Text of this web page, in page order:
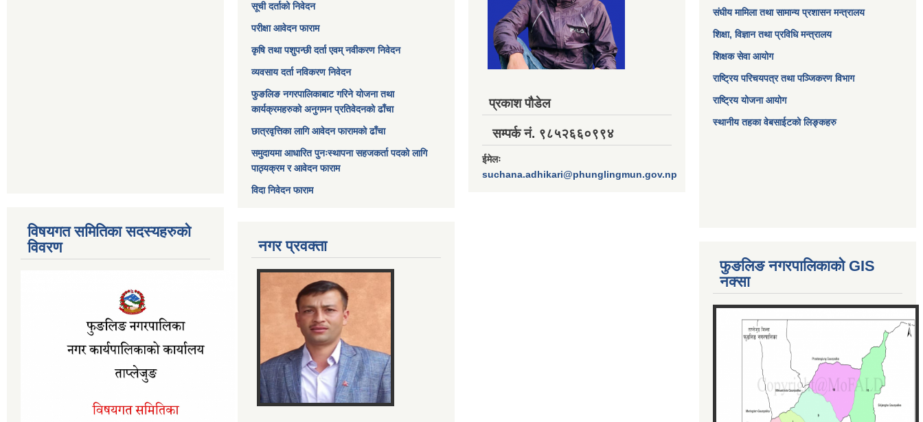
विषयगत समितिका सदस्यहरुको
विवरण
सूची दर्ताको निवेदन
परीक्षा आवेदन फाराम
कृषि तथा पशुपन्छी दर्ता एवम् नवीकरण निवेदन
व्यवसाय दर्ता नविकरण निवेदन
फुङलिङ नगरपालिकाबाट गरिने योजना तथा
कार्यक्रमहरुको अनुगमन प्रतिवेदनको ढाँचा
छात्रवृत्तिका लागि आवेदन फारामको ढाँचा
समुदायमा आधारित पुनःस्थापना सहजकर्ता पदको लागि
पाठ्यक्रम र आवेदन फाराम
विदा निवेदन फाराम
नगर प्रवक्ता
प्रकाश पौडेल
सम्पर्क नं. ९८५२६६०९९४
ईमेलः
suchana.adhikari@phunglingmun.gov.np
संघीय मामिला तथा सामान्य प्रशासन मन्त्रालय
शिक्षा, विज्ञान तथा प्रविधि मन्त्रालय
शिक्षक सेवा आयोग
राष्ट्रिय परिचयपत्र तथा पञ्जिकरण विभाग
राष्ट्रिय योजना आयोग
स्थानीय तहका वेबसाईटको लिङ्कहरु
फुङलिङ नगरपालिकाको GIS
नक्सा